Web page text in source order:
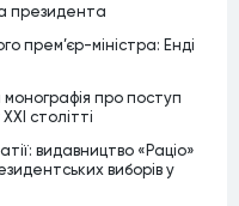
президента
прем’єр-міністра: Енді
про поступ
столітті
видавництво «Раціо»
виборів у